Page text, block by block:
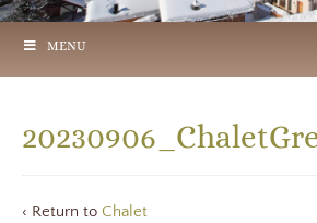
MENU
‹ Return to Chalet